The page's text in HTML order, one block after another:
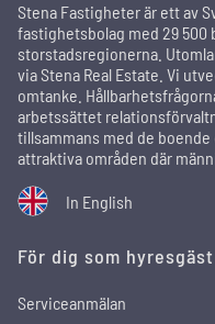
Stena Fastigheter är ett av
fastighetsbolag med 29 500
storstadsregionerna.
via Stena Real Estate. Vi
omtanke.
arbetssättet
tillsammans med de
attraktiva områden där
In English
För dig som hyresgäst
Serviceanmälan